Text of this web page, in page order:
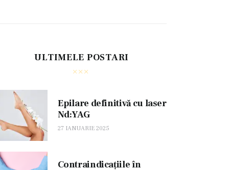
ULTIMELE POSTARI
Epilare definitivă cu laser
Nd:YAG
27 IANUARIE 2025
Contraindicațiile în